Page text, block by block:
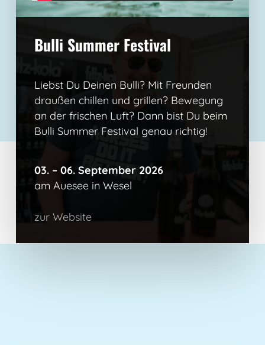
Bulli Summer Festival
Liebst Du Deinen Bulli? Mit Freunden
draußen chillen und grillen? Bewegung
an der frischen Luft? Dann bist Du beim
Bulli Summer Festival genau richtig!
03. – 06. September 2026
am Auesee in Wesel
zur Website